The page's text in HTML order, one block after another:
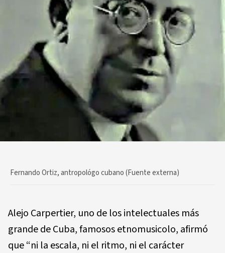
Fernando Ortiz, antropológo cubano (Fuente externa)
Alejo Carpertier, uno de los intelectuales más
grande de Cuba, famosos etnomusicolo, afirmó
que “ni la escala, ni el ritmo, ni el carácter